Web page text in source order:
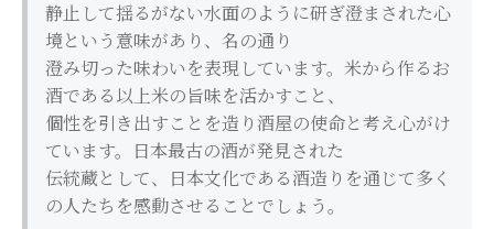
静止して揺るがない水面のように研ぎ澄まされた心
境という意味があり、名の通り
澄み切った味わいを表現しています。米から作るお
酒である以上米の旨味を活かすこと、
個性を引き出すことを造り酒屋の使命と考え心がけ
ています。日本最古の酒が発見された
伝統蔵として、日本文化である酒造りを通じて多く
の人たちを感動させることでしょう。